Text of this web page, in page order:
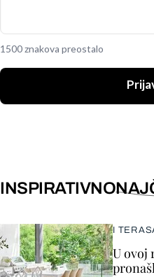
1500 znakova preostalo
INSPIRATIVNO
I
U ovoj